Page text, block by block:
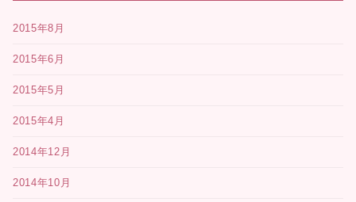
2015年8月
2015年6月
2015年5月
2015年4月
2014年12月
2014年10月